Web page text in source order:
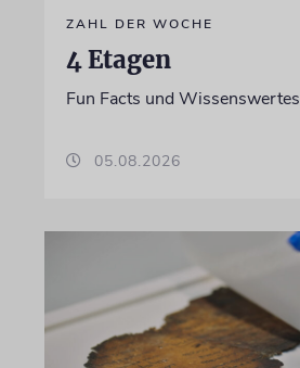
ZAHL DER WOCHE
4 Etagen
Fun Facts und Wissenswertes
05.08.2026